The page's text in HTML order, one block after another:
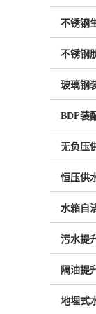
不锈钢
不锈钢
玻璃钢
BDF装
无负压
恒压供
水箱自
污水提
隔油提
地埋式